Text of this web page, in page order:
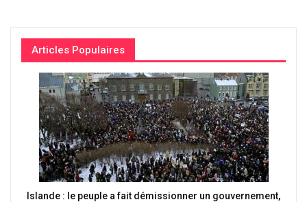
Articles Populaires
Islande : le peuple a fait démissionner un gouvernement,